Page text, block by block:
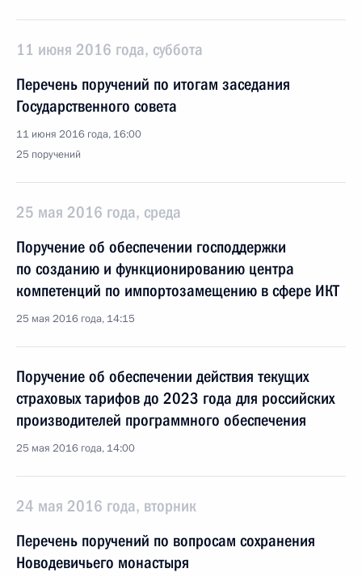
11 июня 2016 года, суббота
Перечень поручений по итогам заседания
Государственного совета
11 июня 2016 года, 16:00
25 поручений
25 мая 2016 года, среда
Поручение об обеспечении господдержки
по созданию и функционированию центра
компетенций по импортозамещению в сфере ИКТ
25 мая 2016 года, 14:15
Поручение об обеспечении действия текущих
страховых тарифов до 2023 года для российских
производителей программного обеспечения
25 мая 2016 года, 14:00
24 мая 2016 года, вторник
Перечень поручений по вопросам сохранения
Новодевичьего монастыря